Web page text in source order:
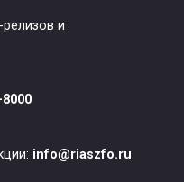
и
info@riaszfo.ru